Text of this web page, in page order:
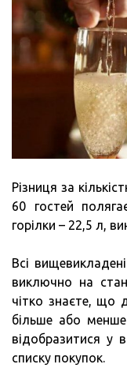
Різниця за
60 гостей
горілки – 22,5 л,
Всі
виключно на
чітко знаєте, що
більше або
відобразитися у
списку покупок.